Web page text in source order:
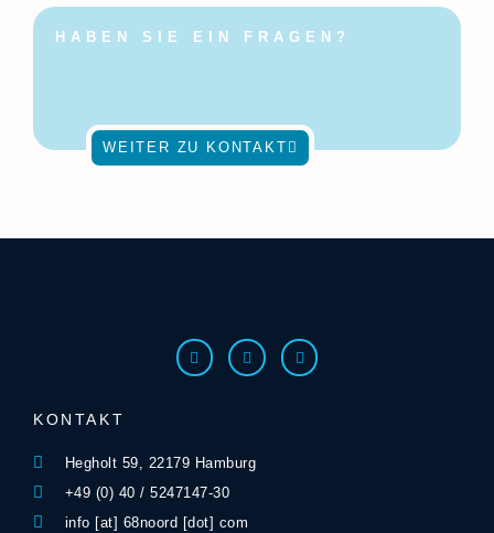
HABEN SIE EIN FRAGEN?
WEITER ZU KONTAKT
KONTAKT
Hegholt 59, 22179 Hamburg
+49 (0) 40 / 5247147-30
info [at] 68noord [dot] com